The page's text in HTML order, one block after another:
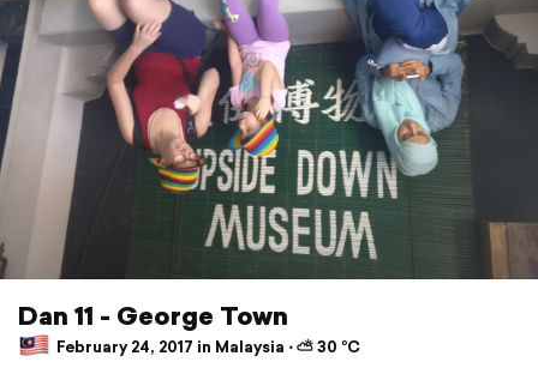
Dan 11 - George Town
February 24, 2017 in Malaysia ⋅ ⛅ 30 °C